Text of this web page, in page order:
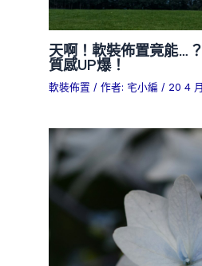
天啊！軟裝佈置竟能…
質感UP爆！
軟裝佈置 / 作者: 宅小編/ 20 4